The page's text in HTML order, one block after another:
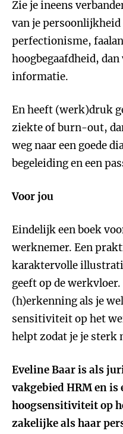
Zie je ineens
van je persoonlijkheid
perfectionisme,
hoogbegaafdheid,
informatie.
En heeft (werk)druk
ziekte of burn-out,
weg naar een goede
begeleiding en een
Voor jou
Eindelijk een boek
werknemer. Een
karaktervolle
geeft op de werkvloer.
(h)erkenning als je
sensitiviteit op het
helpt zodat je je sterk
Eveline Baar is als
vakgebied HRM en
hoogsensitiviteit op
zakelijke als haar